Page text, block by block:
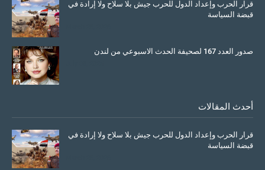
قرار الحرب وإعداد الدول للحرب جيش بلا سلاح ولا إرادة في
قبضة السياسة
صدور العدد 167 لصحيفة الحدث الاسبوعي من لندن
أحدث المقالات
قرار الحرب وإعداد الدول للحرب جيش بلا سلاح ولا إرادة في
قبضة السياسة